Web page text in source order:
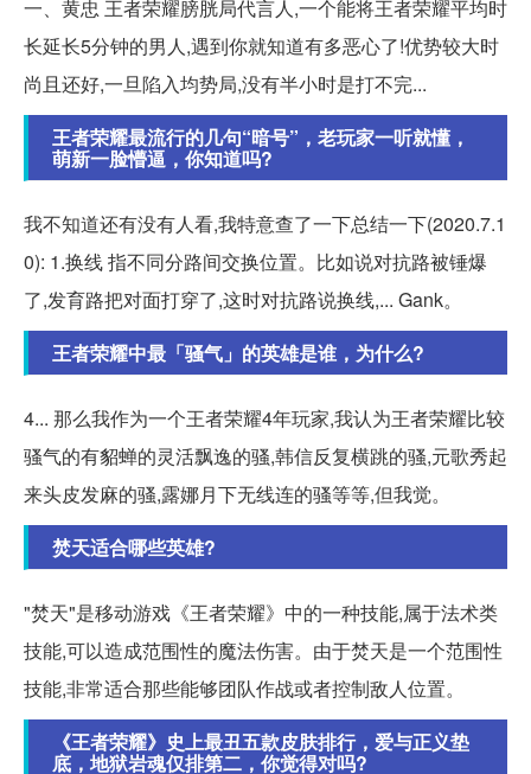
一、黄忠 王者荣耀膀胱局代言人,一个能将王者荣耀平均时
长延长5分钟的男人,遇到你就知道有多恶心了!优势较大时
尚且还好,一旦陷入均势局,没有半小时是打不完...
王者荣耀最流行的几句“暗号”，老玩家一听就懂，
萌新一脸懵逼，你知道吗?
我不知道还有没有人看,我特意查了一下总结一下(2020.7.1
0): 1.换线 指不同分路间交换位置。比如说对抗路被锤爆
了,发育路把对面打穿了,这时对抗路说换线,... Gank。
王者荣耀中最「骚气」的英雄是谁，为什么?
4... 那么我作为一个王者荣耀4年玩家,我认为王者荣耀比较
骚气的有貂蝉的灵活飘逸的骚,韩信反复横跳的骚,元歌秀起
来头皮发麻的骚,露娜月下无线连的骚等等,但我觉。
焚天适合哪些英雄?
"焚天"是移动游戏《王者荣耀》中的一种技能,属于法术类
技能,可以造成范围性的魔法伤害。由于焚天是一个范围性
技能,非常适合那些能够团队作战或者控制敌人位置。
《王者荣耀》史上最丑五款皮肤排行，爱与正义垫
底，地狱岩魂仅排第二，你觉得对吗?